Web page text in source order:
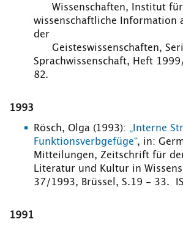
Wissenschaften, Institut für
wissenschaftliche Information
der
Geisteswissenschaften,
Sprachwissenschaft, Heft
82.
1993
Rösch, Olga (1993): „Interne
Funktionsverbgefüge“, in:
Mitteilungen, Zeitschrift für
Literatur und Kultur in
37/1993, Brüssel, S.19 - 33.
1991